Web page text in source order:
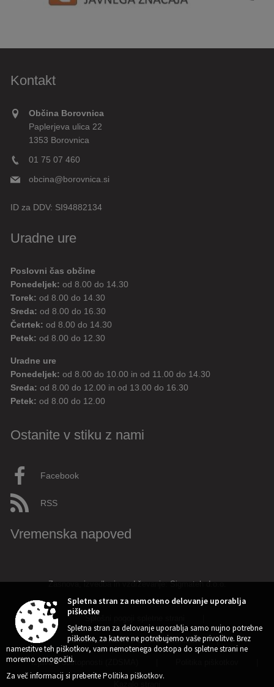
Kontakt
Občina Borovnica
Paplerjeva ulica 22
1353 Borovnica
01 75 07 460
obcina@borovnica.si
ID za DDV: SI94882134
Uradne ure
Poslovni čas občine
Ponedeljek: od 8.00 do 14.30
Torek: od 8.00 do 14.30
Sreda: od 8.00 do 16.30
Četrtek: od 8.00 do 14.30
Petek: od 8.00 do 12.30
Uradne ure
Ponedeljek: od 8.00 do 10.00 in od 11.00 do 14.30
Sreda: od 8.00 do 12.00 in od 13.00 do 16.30
Petek: od 8.00 do 12.00
Ostanite v stiku z nami
Facebook
RSS
Vremenska napoved
Zasnova, izvedba in vzdrževanje: Sigmateh d.o.o.
Center za varstvo osebnih podatkov |
Izjava o dostopnosti (ZDSMA)
Spletna stran za nemoteno delovanje uporablja
piškotke
Spletna stran za delovanje uporablja samo nujno potrebne
piškotke, za katere ne potrebujemo vaše privolitve. Brez
namestitve teh piškotkov, vam nemotenega dostopa do spletne strani ne
moremo omogočiti.
Za več informacij si preberitePolitika piškotkov.